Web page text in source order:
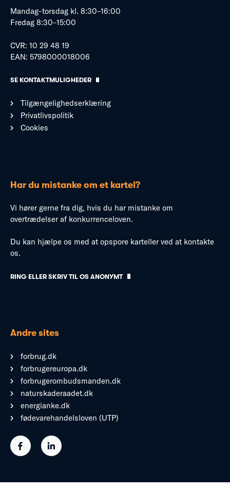
Mandag–torsdag kl. 8:30–16:00
Fredag 8:30–15:00
CVR: 10 29 48 19
EAN: 5798000018006
SE KONTAKTMULIGHEDER
Tilgængelighedserklæring
Privatlivspolitik
Cookies
Har du mistanke om et kartel?
Vi hører gerne fra dig, hvis du har mistanke om
overtrædelser af konkurrenceloven.
Du kan hjælpe os med at opspore karteller ved at kontakte
os.
RING ELLER SKRIV TIL OS ANONYMT
Andre sites
forbrug.dk
forbrugereuropa.dk
forbrugerombudsmanden.dk
naturskaderaadet.dk
energianke.dk
fødevarehandelsloven (UTP)